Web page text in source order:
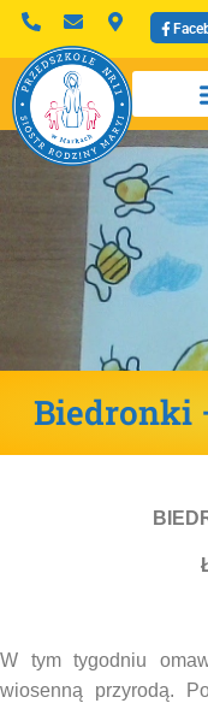
Biedronki
W tym tygodniu
wiosenną przyrodą.